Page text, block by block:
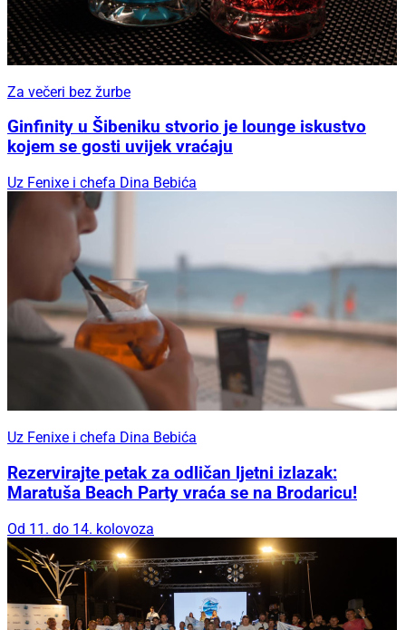
Za večeri bez žurbe
Ginfinity u Šibeniku stvorio je lounge iskustvo
kojem se gosti uvijek vraćaju
Uz Fenixe i chefa Dina Bebića
Uz Fenixe i chefa Dina Bebića
Rezervirajte petak za odličan ljetni izlazak:
Maratuša Beach Party vraća se na Brodaricu!
Od 11. do 14. kolovoza